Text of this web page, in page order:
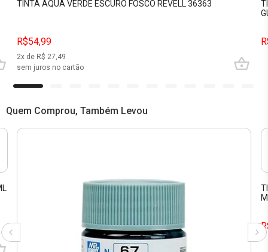
TINTA AQUA VERDE ESCURO FOSCO REVELL 36363
R$54,99
2x de R$ 27,49
sem juros no cartão
Quem Comprou, Também Levou